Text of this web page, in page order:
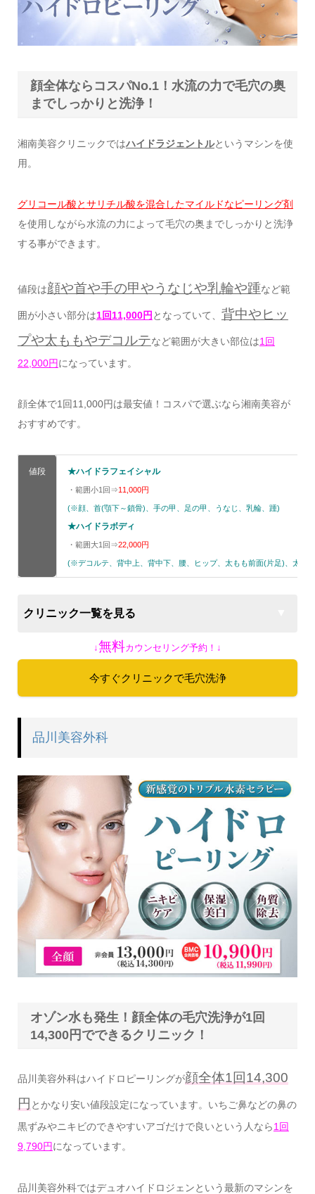
顔全体ならコスパNo.1！水流の力で毛穴の奥
までしっかりと洗浄！
湘南美容クリニックではハイドラジェントルというマシンを使
用。
グリコール酸とサリチル酸を混合したマイルドなピーリング剤
を使用しながら水流の力によって毛穴の奥までしっかりと洗浄
する事ができます。
値段は顔や首や手の甲やうなじや乳輪や踵など範
囲が小さい部分は1回11,000円 となっていて、 背中やヒッ
プや太ももやデコルテなど範囲が大きい部位は1回
22,000円になっています。
顔全体で1回11,000円は最安値！コスパで選ぶなら湘南美容が
おすすめです。
値段 ★ハイドラフェイシャル
・範囲小1回⇒11,000円
(※顔、首(顎下～鎖骨)、手の甲、足の甲、うなじ、乳輪、踵)
★ハイドラボディ
・範囲大1回⇒22,000円
(※デコルテ、背中上、背中下、腰、ヒップ、太もも前面(片足)、太も
クリニック一覧を見る
↓無料カウンセリング予約！↓
今すぐクリニックで毛穴洗浄
品川美容外科
オゾン水も発生！顔全体の毛穴洗浄が1回
14,300円でできるクリニック！
品川美容外科はハイドロピーリングが顔全体1回14,300
円 とかなり安い値段設定になっています。いちご鼻などの鼻の
黒ずみやニキビのできやすいアゴだけで良いという人なら1回
9,790円になっています。
品川美容外科ではデュオハイドロジェンという最新のマシンを